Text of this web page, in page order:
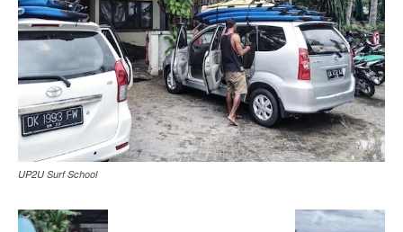
UP2U Surf School